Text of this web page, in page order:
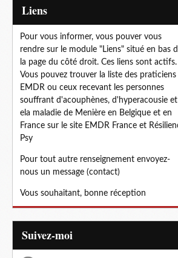
Liens
Pour vous informer, vous pouver vous
rendre sur le module "Liens" situé en bas
la page du côté droit. Ces liens sont actifs.
Vous pouvez trouver la liste des praticiens
EMDR ou ceux recevant les personnes
souffrant d'acouphènes, d'hyperacousie et
ela maladie de Menière en Belgique et en
France sur le site EMDR France et
Psy
Pour tout autre renseignement envoyez-
nous un message (contact)
Vous souhaitant, bonne réception
Suivez-moi